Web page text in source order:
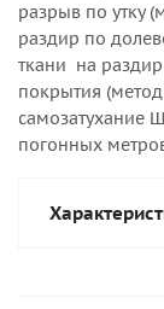
разрыв по утку
раздир по
ткани на раздир
покрытия
самозатухание
погонных